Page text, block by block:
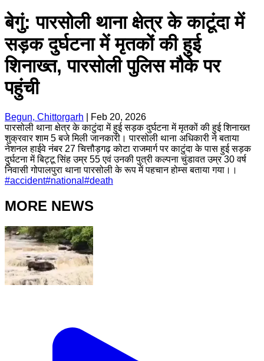
बेगुं: पारसोली थाना क्षेत्र के काटूंदा में
सड़क दुर्घटना में मृतकों की हुई
शिनाख्त, पारसोली पुलिस मौके पर
पहुंची
Begun, Chittorgarh
Feb 20, 2026
पारसोली थाना क्षेत्र के काटुंदा में हुई सड़क दुर्घटना में मृतकों की हुई शिनाख्त
शुक्रवार शाम 5 बजे मिली जानकारी। पारसोली थाना अधिकारी ने बताया
नेशनल हाईवे नंबर 27 चित्तौड़गढ़ कोटा राजमार्ग पर काटुंदा के पास हुई सड़क
दुर्घटना में बिट्टू सिंह उम्र 55 एवं उनकी पुत्री कल्पना चुंडावत उम्र 30 वर्ष
निवासी गोपालपुरा थाना पारसोली के रूप में पहचान होम्स बताया गया।।
#accident#national #death
MORE NEWS